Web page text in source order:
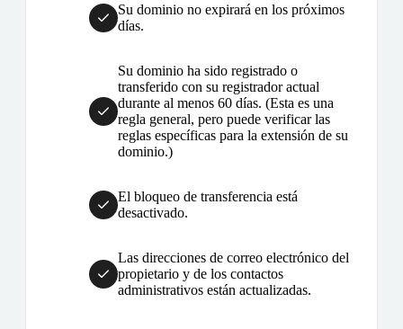
Su dominio no expirará en los próximos
días.
Su dominio ha sido registrado o
transferido con su registrador actual
durante al menos 60 días. (Esta es una
regla general, pero puede verificar las
reglas específicas para la extensión de su
dominio.)
El bloqueo de transferencia está
desactivado.
Las direcciones de correo electrónico del
propietario y de los contactos
administrativos están actualizadas.